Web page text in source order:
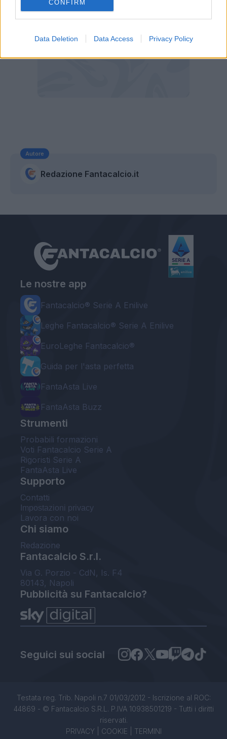
CONFIRM
Data Deletion Data Access Privacy Policy
Autore
Redazione Fantacalcio.it
Le nostre app
Fantacalcio® Serie A Enilive
Leghe Fantacalcio® Serie A Enilive
EuroLeghe Fantacalcio®
Guida per l'asta perfetta
FantaAsta Live
FantaAsta Buzz
Strumenti
Probabili formazioni
Voti Fantacalcio Serie A
Rigoristi Serie A
FantaAsta Live
Supporto
Contatti
Impostazioni privacy
Lavora con noi
Chi siamo
Redazione
Fantacalcio S.r.l.
Via G. Porzio - CdN, Is. F4
80143, Napoli
Pubblicità su Fantacalcio?
Seguici sui social
Testata reg. Trib. Napoli n.7 01/03/2012 - Iscrizione al ROC:
44869 - © Fantacalcio S.R.L. P.IVA 10938501219 - Tutti i diritti
riservati.
PRIVACY| COOKIE TERMINI